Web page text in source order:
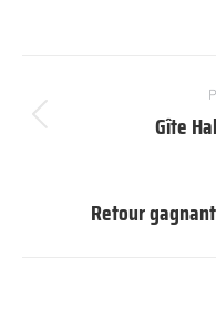
article
Gîte
Retour